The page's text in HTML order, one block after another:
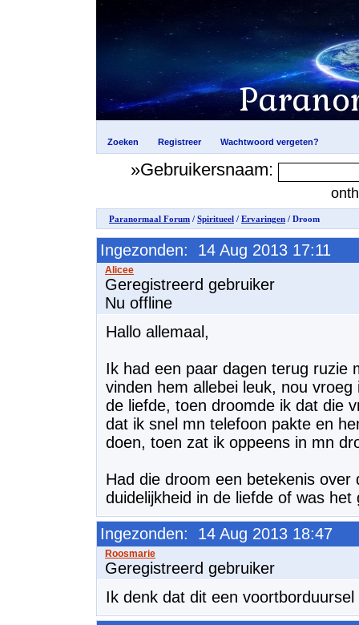
»Gebruikersnaam:
Paranormaal Forum / Spiritueel / Ervaringen / Droom
Ingezonden: 14 Aug 2013 17:11
Geregistreerd gebruiker
Nu offline
Hallo allemaal,
Ik had een paar dagen terug ruzie
vinden hem allebei leuk, nou
de liefde, toen droomde ik dat die
dat ik snel mn telefoon pakte en
doen, toen zat ik oppeens in mn
Had die droom een betekenis
duidelijkheid in de liefde of was
Ingezonden: 14 Aug 2013 18:47
Geregistreerd gebruiker
Ik denk dat dit een